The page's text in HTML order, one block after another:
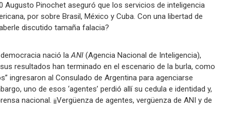
Pinochet aseguró que los servicios de inteligencia
por sobre Brasil, México y Cuba. Con una libertad de
discutido tamaña falacia?
democracia nació laANI (Agencia Nacional de Inteligencia),
resultados han terminado en el escenario de la burla, como
ingresaron al Consulado de Argentina para agenciarse
uno de esos ‘agentes’ perdió allí su cedula e identidad y,
nacional. ¡¡Vergüenza de agentes, vergüenza de ANI y de